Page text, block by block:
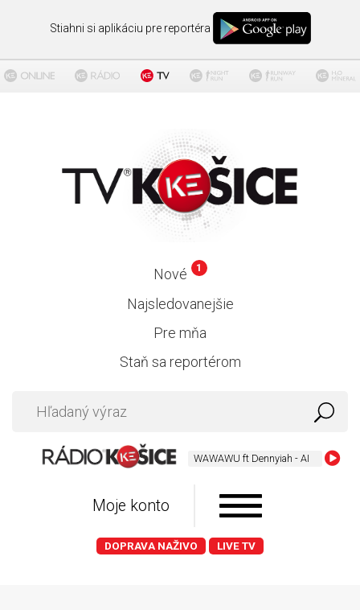
Stiahni si aplikáciu pre reportéra
Nové 1
Najsledovanejšie
Pre mňa
Staň sa reportérom
WAWAWU ft Dennyiah - AI
Moje konto
DOPRAVA NAŽIVO LIVE TV